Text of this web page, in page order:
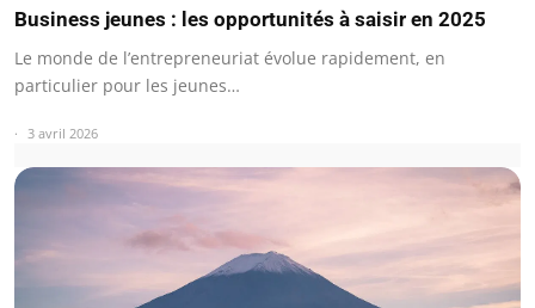
Business jeunes : les opportunités à saisir en 2025
Le monde de l’entrepreneuriat évolue rapidement, en
particulier pour les jeunes…
3 avril 2026